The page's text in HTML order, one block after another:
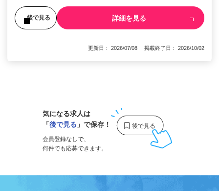
後で見る 詳細を見る
更新日： 2026/07/08 掲載終了日： 2026/10/02
気になる求人は
「後で見る 」で保存！
会員登録なしで、
何件でも応募できます。